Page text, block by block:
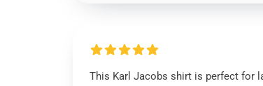
This Karl Jacobs shirt is perfect for